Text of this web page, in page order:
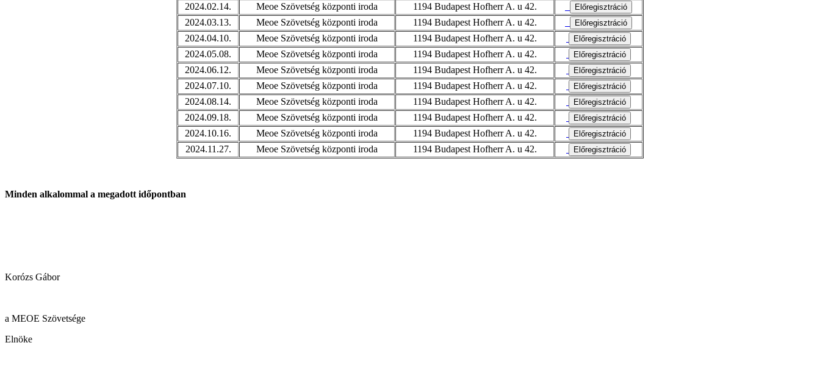
2024.02.14.
Meoe Szövetség központi iroda
1194 Budapest Hofherr A. u 42.
2024.03.13.
Meoe Szövetség központi iroda
1194 Budapest Hofherr A. u 42.
2024.04.10.
Meoe Szövetség központi iroda
1194 Budapest Hofherr A. u 42.
2024.05.08.
Meoe Szövetség központi iroda
1194 Budapest Hofherr A. u 42.
2024.06.12.
Meoe Szövetség központi iroda
1194 Budapest Hofherr A. u 42.
2024.07.10.
Meoe Szövetség központi iroda
1194 Budapest Hofherr A. u 42.
2024.08.14.
Meoe Szövetség központi iroda
1194 Budapest Hofherr A. u 42.
2024.09.18.
Meoe Szövetség központi iroda
1194 Budapest Hofherr A. u 42.
2024.10.16.
Meoe Szövetség központi iroda
1194 Budapest Hofherr A. u 42.
2024.11.27.
Meoe Szövetség központi iroda 1194 Budapest Hofherr A. u 42.
Minden alkalommal a megadott időpontban
Korózs Gábor
a MEOE Szövetsége
Elnöke